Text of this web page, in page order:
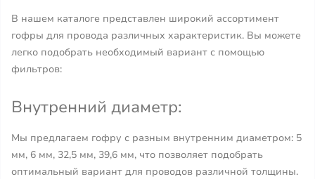
В нашем каталоге представлен широкий ассортимент
гофры для провода различных характеристик. Вы можете
легко подобрать необходимый вариант с помощью
фильтров:
Внутренний диаметр:
Мы предлагаем гофру с разным внутренним диаметром: 5
мм, 6 мм, 32,5 мм, 39,6 мм, что позволяет подобрать
оптимальный вариант для проводов различной толщины.